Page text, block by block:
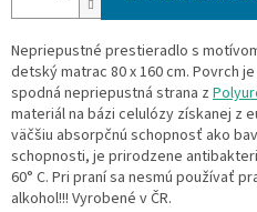
Nepriepustné prestieradlo s
detský matrac 80 x 160 cm. Povrch
spodná nepriepustná strana z
materiál na bázi celulózy získanej z
väčšiu absorpčnú schopnosť ako
schopnosti, je prirodzene
60° C. Pri praní sa nesmú používať
alkohol!!! Vyrobené v ČR.